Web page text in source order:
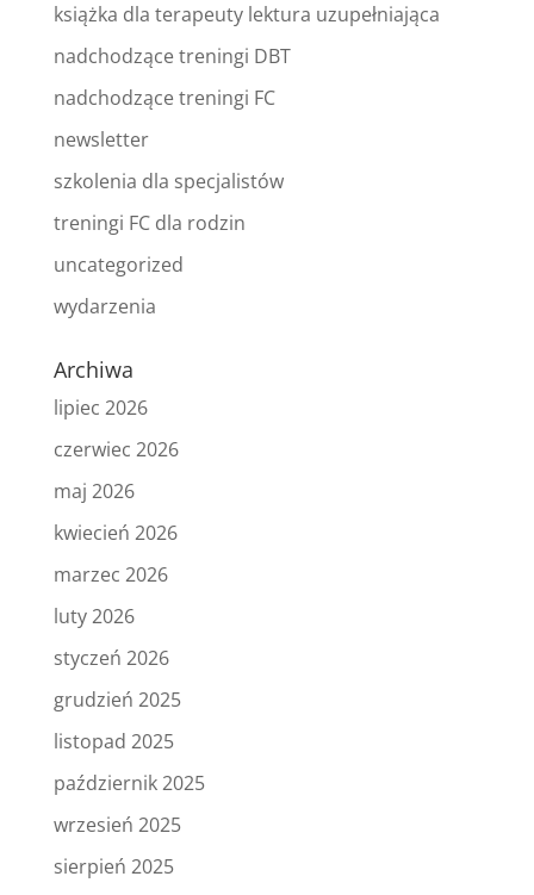
książka dla terapeuty lektura uzupełniająca
nadchodzące treningi DBT
nadchodzące treningi FC
newsletter
szkolenia dla specjalistów
treningi FC dla rodzin
uncategorized
wydarzenia
Archiwa
lipiec 2026
czerwiec 2026
maj 2026
kwiecień 2026
marzec 2026
luty 2026
styczeń 2026
grudzień 2025
listopad 2025
październik 2025
wrzesień 2025
sierpień 2025